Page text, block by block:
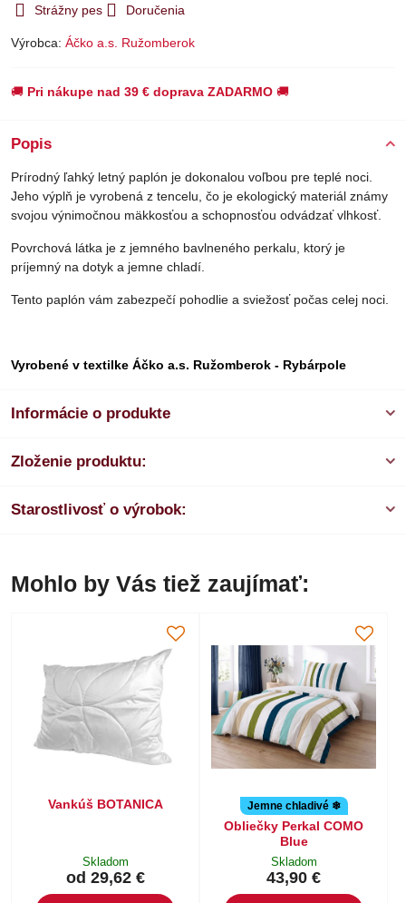
Strážny pes
Doručenia
Výrobca: Áčko a.s. Ružomberok
🚚 Pri nákupe nad 39 € doprava ZADARMO 🚚
Popis
Prírodný ľahký letný paplón je dokonalou voľbou pre teplé noci.
Jeho výplň je vyrobená z tencelu, čo je ekologický materiál známy
svojou výnimočnou mäkkosťou a schopnosťou odvádzať vlhkosť.
Povrchová látka je z jemného bavlneného perkalu, ktorý je
príjemný na dotyk a jemne chladí.
Tento paplón vám zabezpečí pohodlie a sviežosť počas celej noci.
Vyrobené v textilke Áčko a.s. Ružomberok - Rybárpole
Informácie o produkte
Zloženie produktu:
Starostlivosť o výrobok:
Mohlo by Vás tiež zaujímať:
Vankúš BOTANICA
Skladom
od 29,62 €
Jemne chladivé ❄
Obliečky Perkal COMO
Blue
Skladom
43,90 €